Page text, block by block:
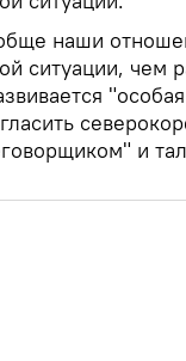
наши
ситуации, чем
"особая
и